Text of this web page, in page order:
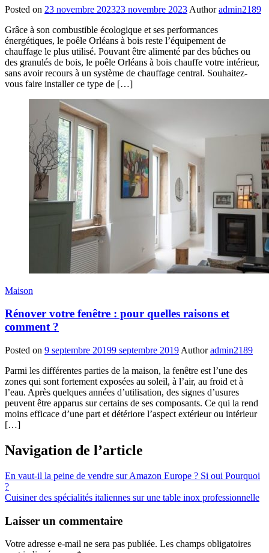
Posted on 23 novembre 202323 novembre 2023 Author admin2189
Grâce à son combustible écologique et ses performances
énergétiques, le poêle Orléans à bois reste l’équipement de
chauffage le plus utilisé. Pouvant être alimenté par des bûches ou
des granulés de bois, le poêle Orléans à bois chauffe votre intérieur,
sans avoir recours à un système de chauffage central. Souhaitez-
vous faire installer ce type de […]
Maison
Rénover votre fenêtre : pour quelles raisons et
comment ?
Posted on 9 septembre 20199 septembre 2019 Author admin2189
Parmi les différentes parties de la maison, la fenêtre est l’une des
zones qui sont fortement exposées au soleil, à l’air, au froid et à
l’eau. Après quelques années d’utilisation, des signes d’usures
peuvent être apparus sur certains de ses composants. Ce qui la rend
moins efficace d’une part et détériore l’aspect extérieur ou intérieur
[…]
Navigation de l’article
En vaut-il la peine de vendre sur Amazon Europe ? Si oui Pourquoi
?
Cuisiner des spécialités italiennes sur une table inox professionnelle
Laisser un commentaire
Votre adresse e-mail ne sera pas publiée. Les champs obligatoires